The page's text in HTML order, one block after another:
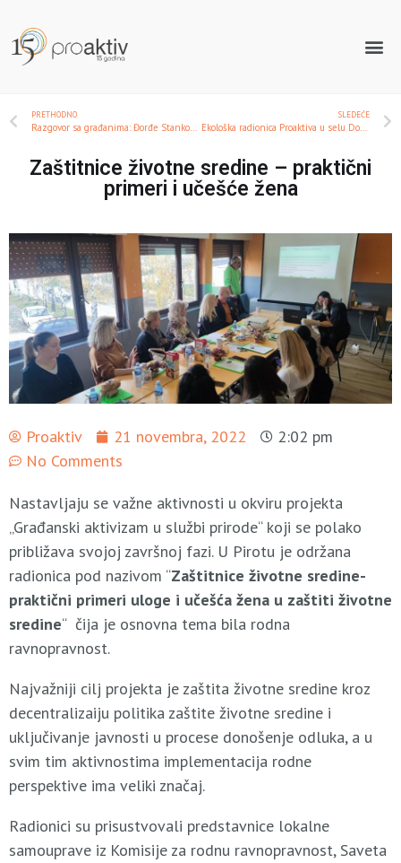
PRETHODNO
Razgovor sa građanima: Đorđe Stanković, narodni poslanik
SLEDEĆE
Ekološka radionica Proaktiva u selu Donja Trnava
Zaštitnice životne sredine – praktični
primeri i učešće žena
Proaktiv 21 novembra, 2022
2:02 pm
No Comments
Nastavljaju se važne aktivnosti u okviru projekta
„Građanski aktivizam u službi prirode“ koji se polako
približava svojoj završnoj fazi. U Pirotu je održana
radionica pod nazivom “Zaštitnice životne sredine-
praktični primeri uloge i učešća žena u zaštiti životne
sredine“ čija je osnovna tema bila rodna
ravnopravnost.
Najvažniji cilj projekta je zaštita životne sredine kroz
decentralizaiju politika zaštite životne sredine i
uključivanje javnosti u procese donošenje odluka, a u
svim tim aktivnostima implementacija rodne
perspektive ima veliki značaj.
Radionici su prisustvovali predstavnice lokalne
samouprave iz Komisije za rodnu ravnopravnost, Saveta